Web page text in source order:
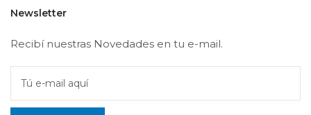
Newsletter
Recibí nuestras Novedades en tu e-mail.
Tú e-mail aquí